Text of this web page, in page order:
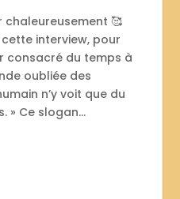
chaleureusement 🥰
interview, pour
consacré du temps à
oubliée des
n’y voit que du
» Ce slogan...